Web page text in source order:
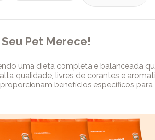
Pet Merece!
uma dieta completa e balanceada
qualidade, livres de corantes e
benefícios específicos
que a GoldeN Premium Especial é
que acompanha o crescimento e a